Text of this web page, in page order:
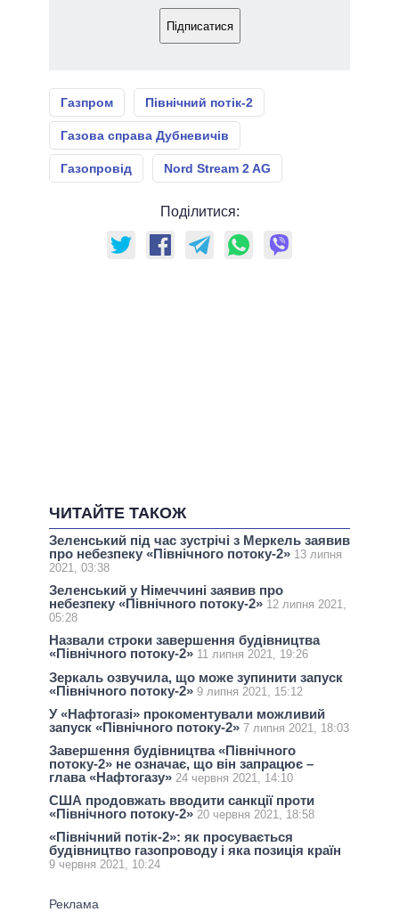
Підписатися
Газпром Північний потік-2
Газова справа Дубневичів
Газопровід Nord Stream 2 AG
Поділитися:
ЧИТАЙТЕ ТАКОЖ
Зеленський під час зустрічі з Меркель заявив
про небезпеку «Північного потоку-2» 13 липня
2021, 03:38
Зеленський у Німеччині заявив про
небезпеку «Північного потоку-2» 12 липня 2021,
05:28
Назвали строки завершення будівництва
«Північного потоку-2» 11 липня 2021, 19:26
Зеркаль озвучила, що може зупинити запуск
«Північного потоку-2» 9 липня 2021, 15:12
У «Нафтогазі» прокоментували можливий
запуск «Північного потоку-2» 7 липня 2021, 18:03
Завершення будівництва «Північного
потоку-2» не означає, що він запрацює –
глава «Нафтогазу» 24 червня 2021, 14:10
США продовжать вводити санкції проти
«Північного потоку-2» 20 червня 2021, 18:58
«Північний потік-2»: як просувається
будівництво газопроводу і яка позиція країн
9 червня 2021, 10:24